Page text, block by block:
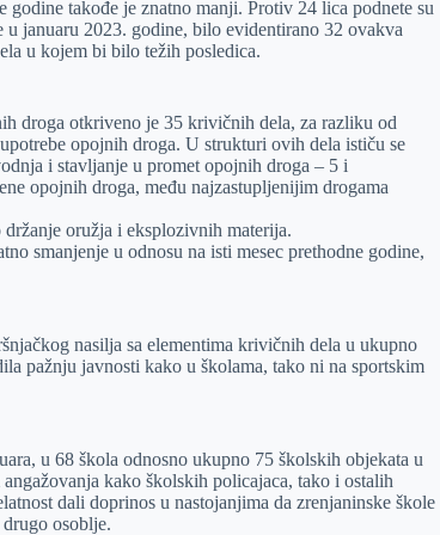
takođe je znatno manji. Protiv 24 lica podnete su
januaru 2023. godine, bilo evidentirano 32 ovakva
u kojem bi bilo težih posledica.
droga otkriveno je 35 krivičnih dela, za razliku od
opojnih droga. U strukturi ovih dela ističu se
i stavljanje u promet opojnih droga – 5 i
opojnih droga, među najzastupljenijim drogama
oružja i eksplozivnih materija.
smanjenje u odnosu na isti mesec prethodne godine,
nasilja sa elementima krivičnih dela u ukupno
pažnju javnosti kako u školama, tako ni na sportskim
u 68 škola odnosno ukupno 75 školskih objekata u
kako školskih policajaca, tako i ostalih
dali doprinos u nastojanjima da zrenjaninske škole
osoblje.